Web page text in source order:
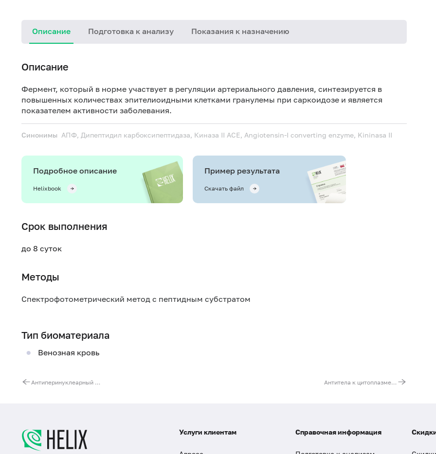
Описание Подготовка к анализу Показания к назначению
Описание
Фермент, который в норме участвует в регуляции артериального давления, синтезируется в
повышенных количествах эпителиоидными клетками гранулемы при саркоидозе и является
показателем активности заболевания.
Синонимы АПФ, Дипептидил карбоксипептидаза, Киназа II ACE, Angiotensin-I converting enzyme, Kininasa II
Подробное описание
Helixbook
Пример результата
Скачать файл
Срок выполнения
до 8 суток
Методы
Спектрофотометрический метод с пептидным субстратом
Тип биоматериала
Венозная кровь
Антиперинуклеарный фактор, IgG Антитела к цитоплазме нейтрофилов, IgG (с определением типа свечения)
Услуги клиентам Справочная информация